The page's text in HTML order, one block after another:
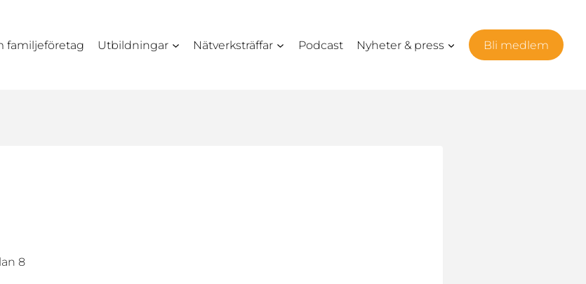
familjeföretag Utbildningar Nätverksträffar Podcast Nyheter & press Bli medlem
8